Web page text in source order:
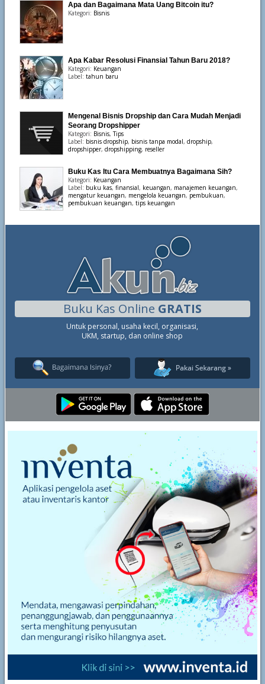
Apa dan Bagaimana Mata Uang Bitcoin itu?
Kategori: Bisnis
Apa Kabar Resolusi Finansial Tahun Baru 2018?
Kategori: Keuangan
Label: tahun baru
Mengenal Bisnis Dropship dan Cara Mudah Menjadi
Seorang Dropshipper
Kategori: Bisnis,Tips
Label: bisnis dropship, bisnis tanpa modal, dropship,
dropshipper, dropshipping, reseller
Buku Kas Itu Cara Membuatnya Bagaimana Sih?
Kategori: Keuangan
Label: buku kas, finansial, keuangan, manajemen keuangan,
mengatur keuangan, mengelola keuangan, pembukuan,
pembukuan keuangan, tips keuangan
Buku Kas Online GRATIS
Untuk personal, usaha kecil, organisasi,
UKM, startup, dan online shop